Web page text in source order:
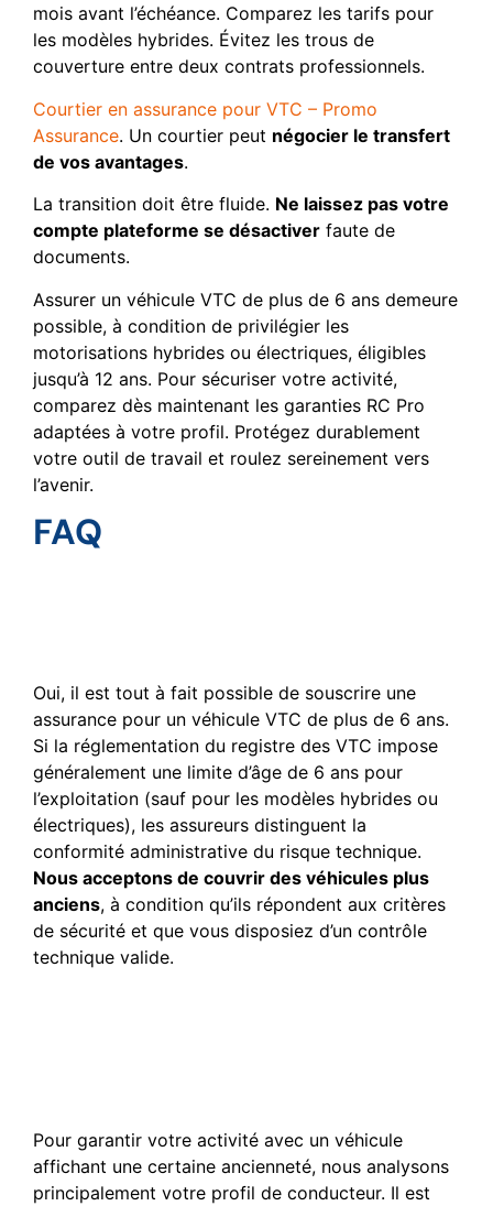
mois avant l’échéance. Comparez les tarifs pour
les modèles hybrides. Évitez les trous de
couverture entre deux contrats professionnels.
Courtier en assurance pour VTC – Promo
Assurance. Un courtier peut négocier le transfert
de vos avantages.
La transition doit être fluide. Ne laissez pas votre
compte plateforme se désactiver faute de
documents.
Assurer un véhicule VTC de plus de 6 ans demeure
possible, à condition de privilégier les
motorisations hybrides ou électriques, éligibles
jusqu’à 12 ans. Pour sécuriser votre activité,
comparez dès maintenant les garanties RC Pro
adaptées à votre profil. Protégez durablement
votre outil de travail et roulez sereinement vers
l’avenir.
FAQ
Oui, il est tout à fait possible de souscrire une
assurance pour un véhicule VTC de plus de 6 ans.
Si la réglementation du registre des VTC impose
généralement une limite d’âge de 6 ans pour
l’exploitation (sauf pour les modèles hybrides ou
électriques), les assureurs distinguent la
conformité administrative du risque technique.
Nous acceptons de couvrir des véhicules plus
anciens, à condition qu’ils répondent aux critères
de sécurité et que vous disposiez d’un contrôle
technique valide.
Pour garantir votre activité avec un véhicule
affichant une certaine ancienneté, nous analysons
principalement votre profil de conducteur. Il est